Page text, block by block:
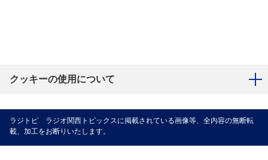
クッキーの使用について
ラジトピ ラジオ関西トピックスに掲載されている画像等、全内容の無断転
載、加工をお断りいたします。